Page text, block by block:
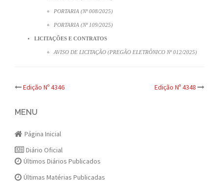
PORTARIA (Nº 008/2025)
PORTARIA (Nº 109/2025)
LICITAÇÕES E CONTRATOS
AVISO DE LICITAÇÃO (PREGÃO ELETRÔNICO Nº 012/2025)
Post
navigation
Edição Nº 4346 Edição Nº 4348
MENU
Página Inicial
Diário Oficial
Últimos Diários Publicados
Últimas Matérias Publicadas